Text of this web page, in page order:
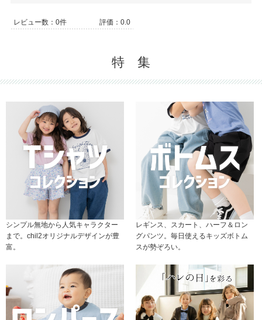
レビュー数：0件 評価：0.0
特 集
シンプル無地から人気キャラクター
まで。chil2オリジナルデザインが豊
富。
レギンス、スカート、ハーフ＆ロン
グパンツ。毎日使えるキッズボトム
スが勢ぞろい。